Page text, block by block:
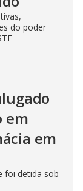
do poder
em
em
foi detida sob